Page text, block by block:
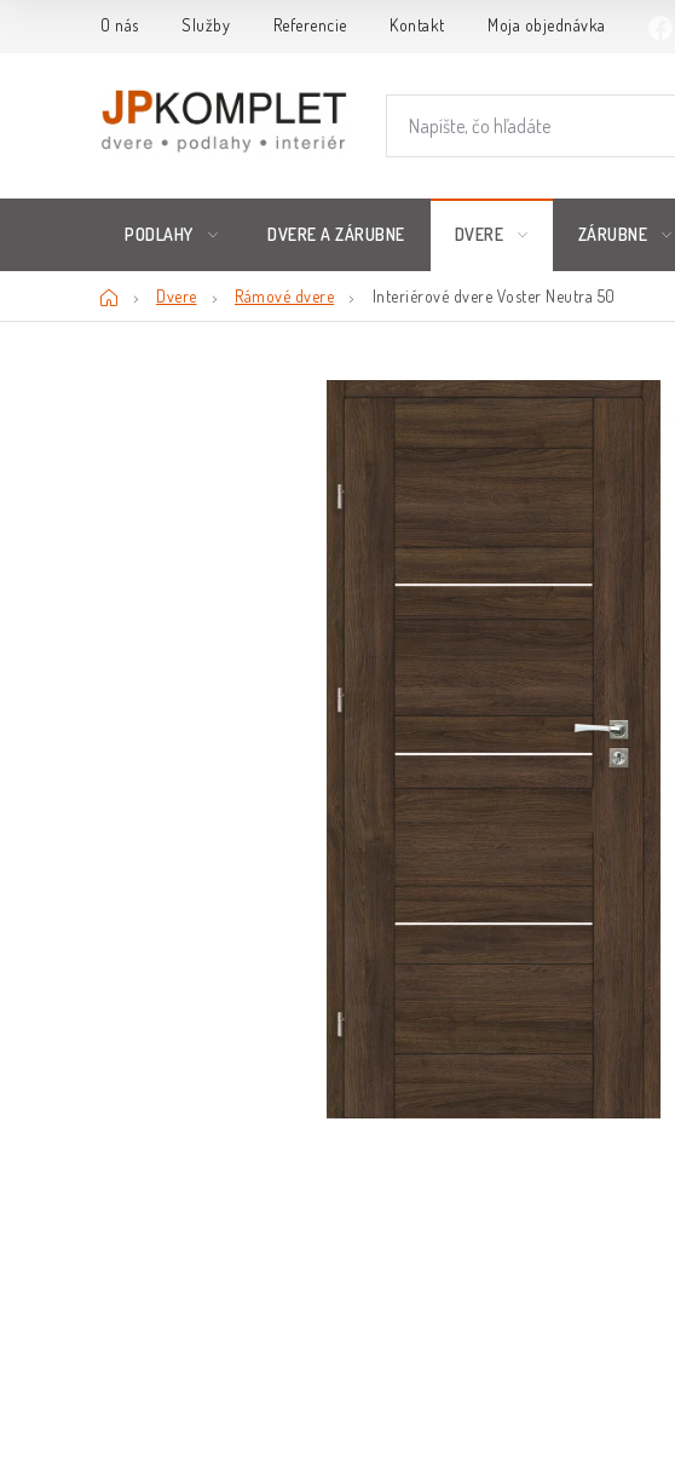
O nás Služby Referencie Kontakt Moja objednávka
PODLAHY DVERE A ZÁRUBNE DVERE ZÁRUBNE
DomovDvere Rámové dvere Interiérové dvere Voster Neutra 50